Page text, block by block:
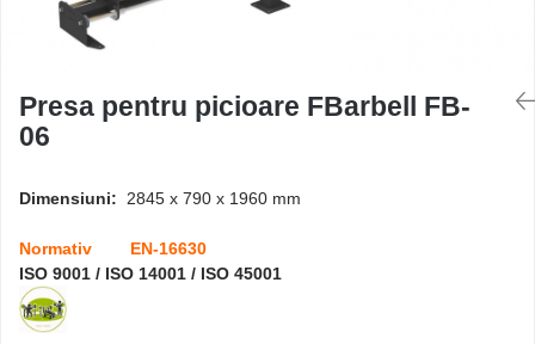
Căsuțe de joacă
Mese și bănci pentru copii
Gardulețe
Presa pentru picioare FBarbell FB-
06
Dimensiuni: 2845 x 790 x 1960 mm
Normativ EN-16630
ISO 9001 / ISO 14001 / ISO 45001